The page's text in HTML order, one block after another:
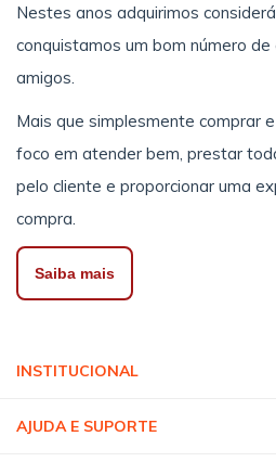
Nestes anos adquirimos
conquistamos um bom número de
amigos.
Mais que simplesmente comprar
foco em atender bem, prestar
pelo cliente e proporcionar uma
compra.
Saiba mais
INSTITUCIONAL
AJUDA E SUPORTE